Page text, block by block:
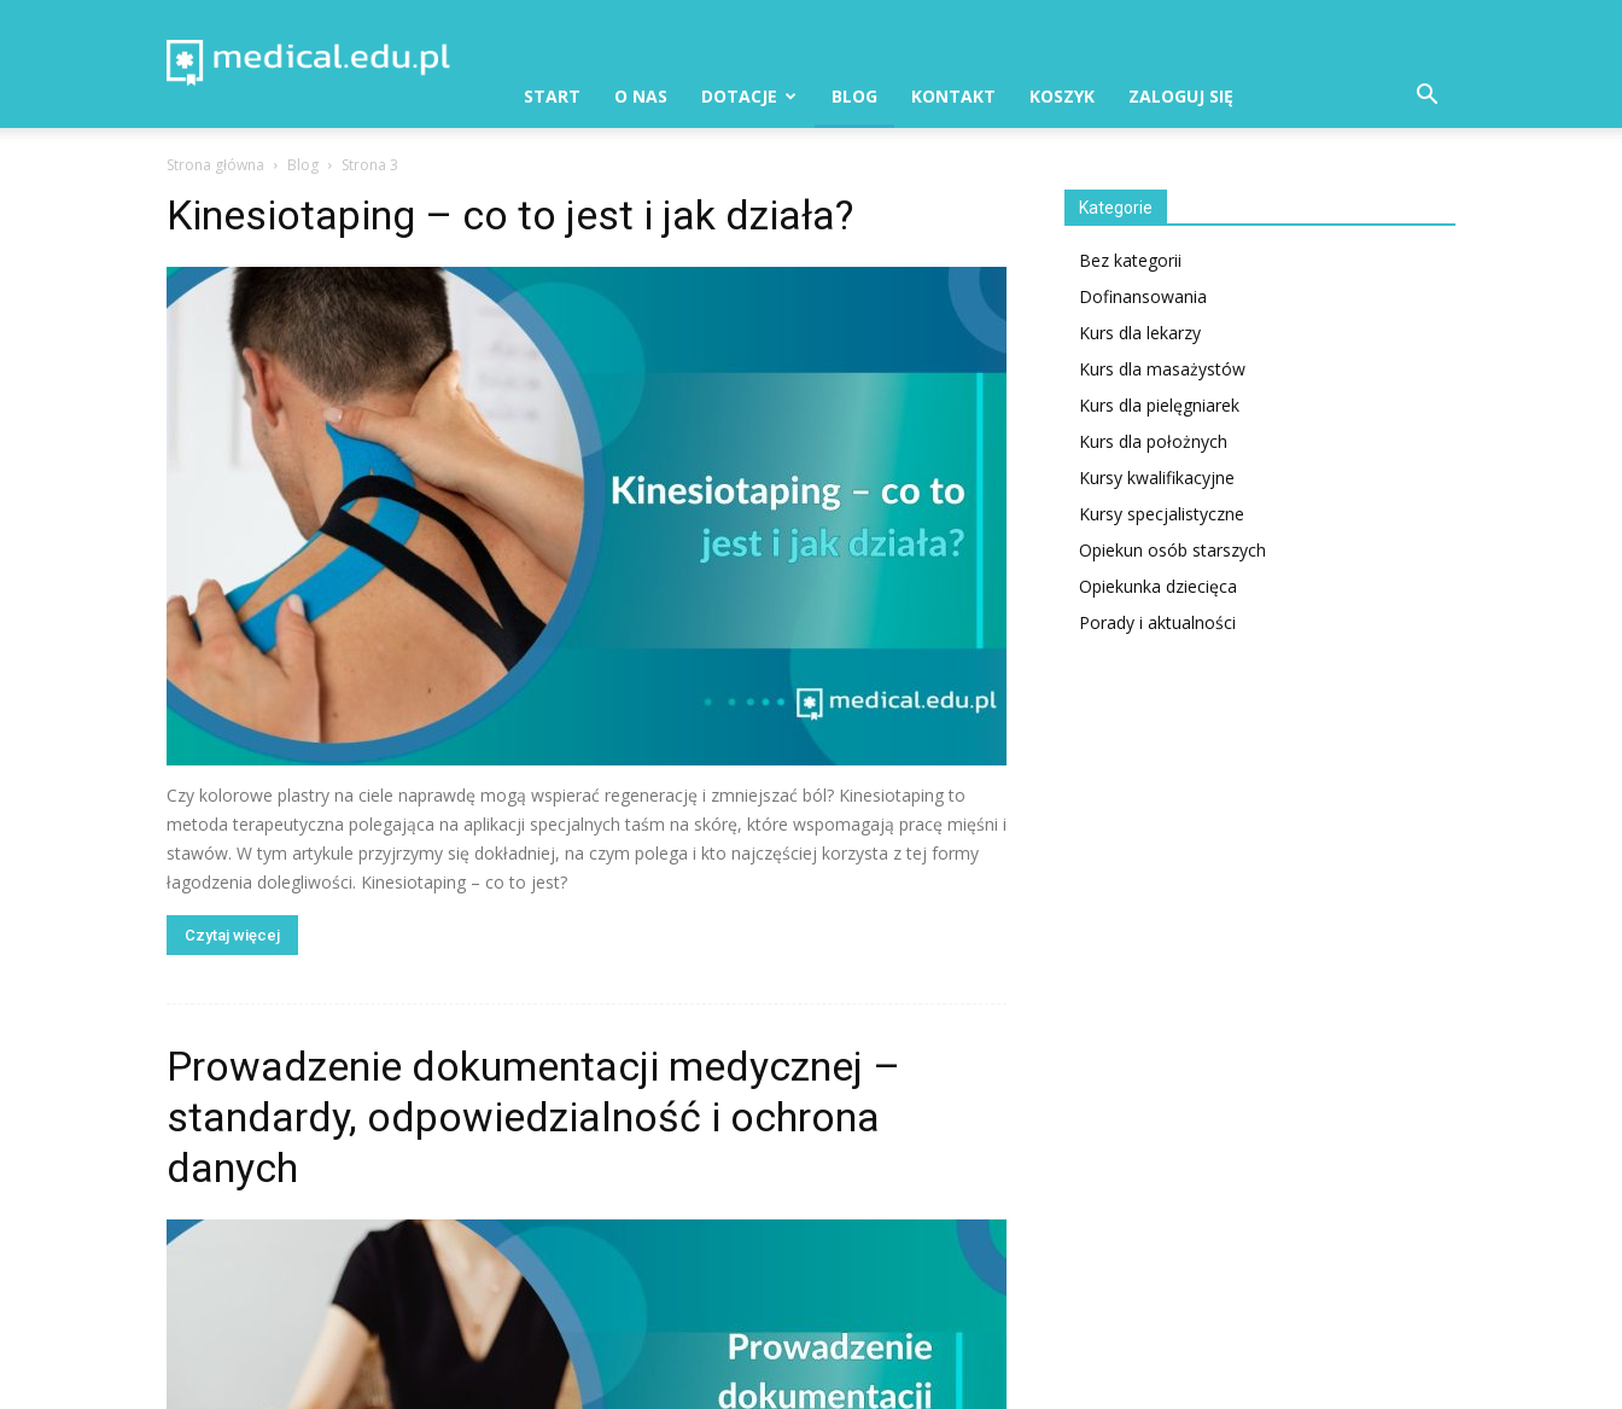
Aktualności
START O NAS DOTACJE BLOG KONTAKT KOSZYK ZALOGUJ SIĘ
Strona główna Blog Strona 3
Kinesiotaping – co to jest i jak działa?
Czy kolorowe plastry na ciele naprawdę mogą wspierać regenerację i zmniejszać ból? Kinesiotaping to
metoda terapeutyczna polegająca na aplikacji specjalnych taśm na skórę, które wspomagają pracę mięśni i
stawów. W tym artykule przyjrzymy się dokładniej, na czym polega i kto najczęściej korzysta z tej formy
łagodzenia dolegliwości. Kinesiotaping – co to jest?
Czytaj więcej
Prowadzenie dokumentacji medycznej –
standardy, odpowiedzialność i ochrona
danych
Kategorie
Bez kategorii
Dofinansowania
Kurs dla lekarzy
Kurs dla masażystów
Kurs dla pielęgniarek
Kurs dla położnych
Kursy kwalifikacyjne
Kursy specjalistyczne
Opiekun osób starszych
Opiekunka dziecięca
Porady i aktualności